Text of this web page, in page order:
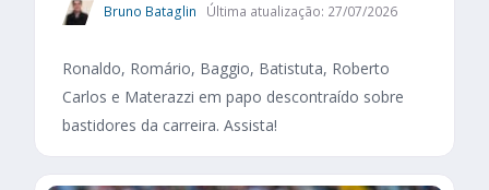
Bruno Bataglin Última atualização: 27/07/2026
Ronaldo, Romário, Baggio, Batistuta, Roberto
Carlos e Materazzi em papo descontraído sobre
bastidores da carreira. Assista!